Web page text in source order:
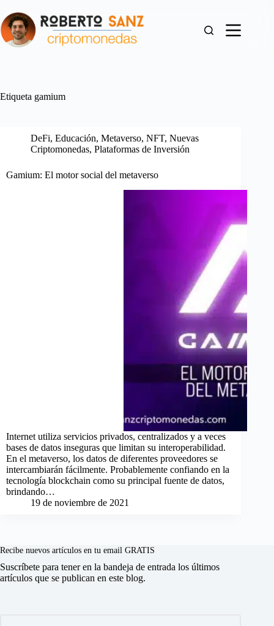
al
contenido
Etiqueta gamium
DeFi, Educación, Metaverso, NFT, Nuevas
Criptomonedas, Plataformas de Inversión
Gamium: El motor social del metaverso
Internet utiliza servicios privados, centralizados y a veces
bases de datos inseguras que limitan su interoperabilidad.
En el metaverso, los datos de diferentes proveedores se
intercambiarán fácilmente. Probablemente confiando en la
tecnología blockchain como su principal fuente de datos,
brindando…
19 de noviembre de 2021
Recibe nuevos artículos en tu email GRATIS
Suscríbete para tener en la bandeja de entrada los últimos
artículos que se publican en este blog.